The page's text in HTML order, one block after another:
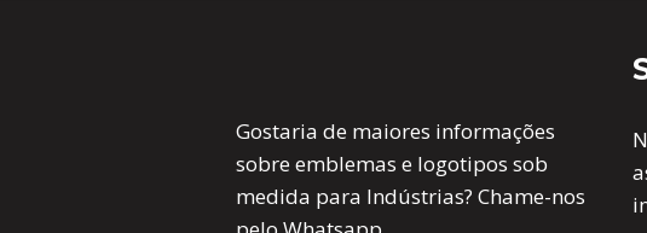
Gostaria de maiores informações
sobre emblemas e logotipos sob
medida para Indústrias? Chame-nos